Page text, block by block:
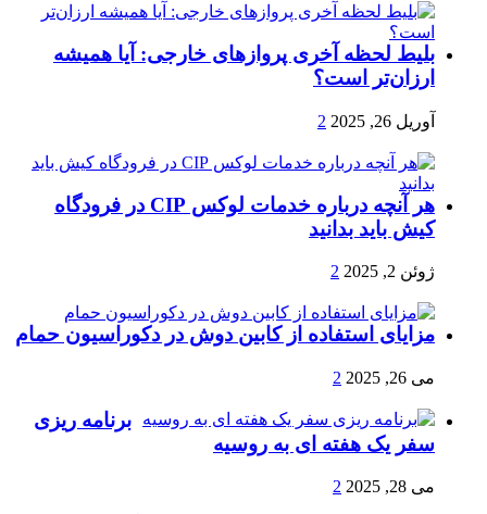
بلیط لحظه آخری پروازهای خارجی: آیا همیشه
ارزان‌تر است؟
آوریل 26, 2025 2
هر آنچه درباره خدمات لوکس CIP در فرودگاه‌
کیش باید بدانید
ژوئن 2, 2025 2
مزایای استفاده از کابین دوش در دکوراسیون حمام
می 26, 2025 2
برنامه ریزی
سفر یک هفته ای به روسیه
می 28, 2025 2